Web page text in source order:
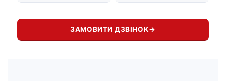
ЗАМОВИТИ ДЗВІНОК→